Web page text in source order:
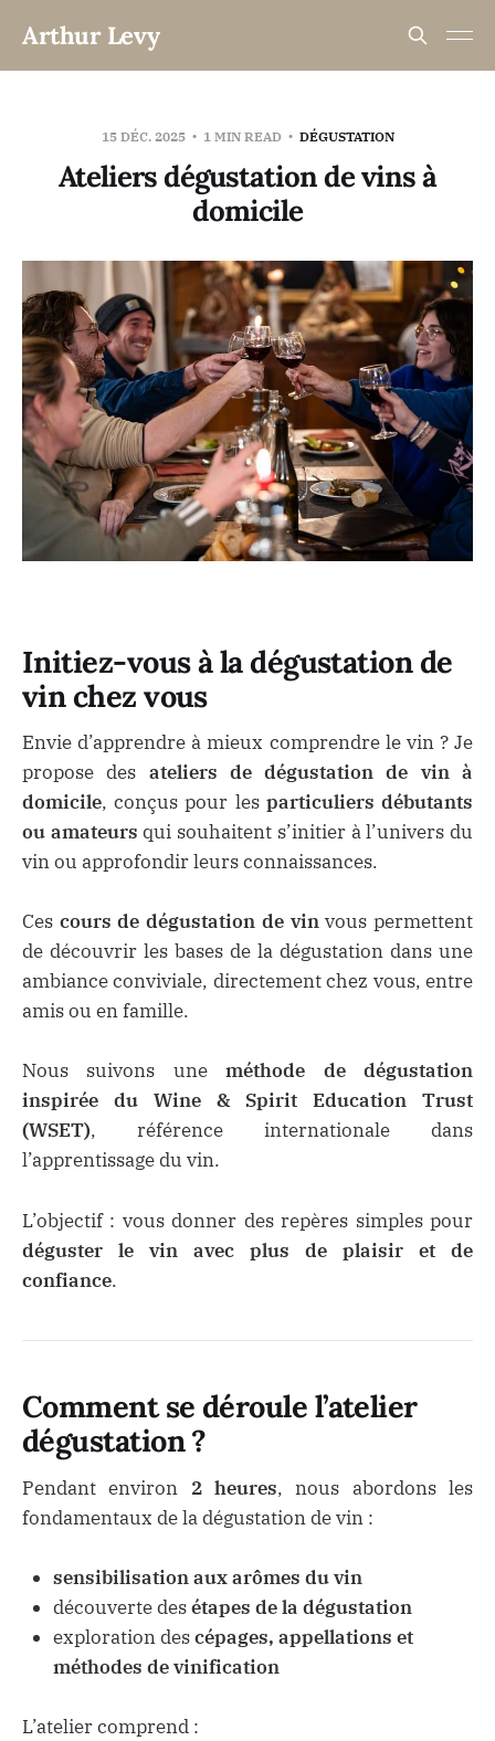
Arthur Levy
15 DÉC. 2025 1 MIN READ DÉGUSTATION
Ateliers dégustation de vins à
domicile
Initiez-vous à la dégustation de
vin chez vous
Envie d’apprendre à mieux comprendre le vin ? Je
propose des ateliers de dégustation de vin à
domicile, conçus pour les particuliers débutants
ou amateurs qui souhaitent s’initier à l’univers du
vin ou approfondir leurs connaissances.
Ces cours de dégustation de vinvous permettent
de découvrir les bases de la dégustation dans une
ambiance conviviale, directement chez vous, entre
amis ou en famille.
Nous suivons uneméthode de dégustation
inspirée du Wine & Spirit Education Trust
(WSET), référence internationale dans
l’apprentissage du vin.
L’objectif : vous donner des repères simples pour
déguster le vin avec plus de plaisir et de
confiance.
Comment se déroule l’atelier
dégustation ?
Pendant environ 2 heures, nous abordons les
fondamentaux de la dégustation de vin :
sensibilisation aux arômes du vin
découverte desétapes de la dégustation
exploration descépages, appellations et
méthodes de vinification
L’atelier comprend :